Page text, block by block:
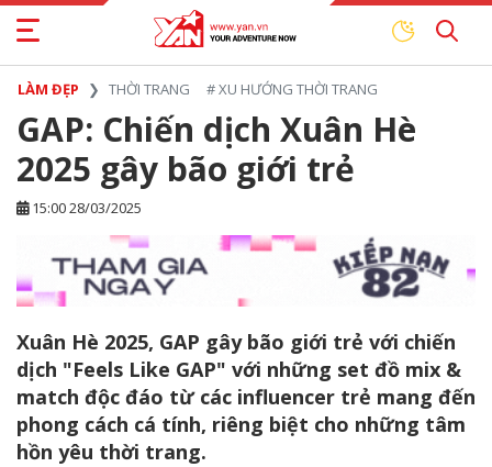
LÀM ĐẸP THỜI TRANG #XU HƯỚNG THỜI TRANG
GAP: Chiến dịch Xuân Hè
2025 gây bão giới trẻ
15:00 28/03/2025
Xuân Hè 2025, GAP gây bão giới trẻ với chiến
dịch "Feels Like GAP" với những set đồ mix &
match độc đáo từ các influencer trẻ mang đến
phong cách cá tính, riêng biệt cho những tâm
hồn yêu thời trang.